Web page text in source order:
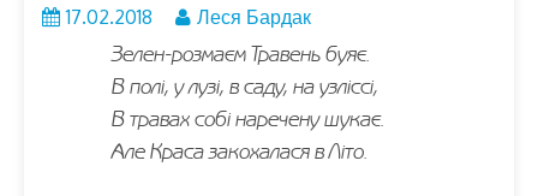
17.02.2018 Леся Бардак
Зелен-розмаєм Травень буяє.
В полі, у лузі, в саду, на узліссі,
В травах собі наречену шукає.
Але Краса закохалася в Літо.